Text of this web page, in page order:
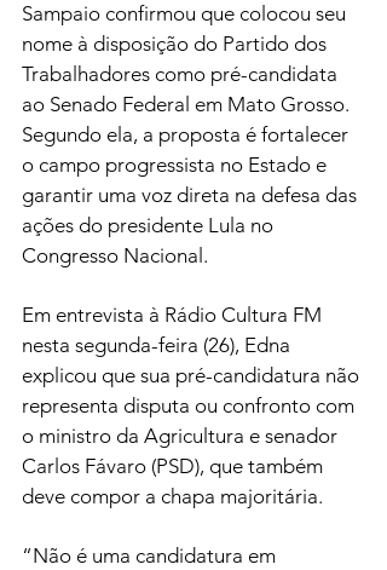
Sampaio confirmou que colocou seu
nome à disposição do Partido dos
Trabalhadores como pré-candidata
ao Senado Federal em Mato Grosso.
Segundo ela, a proposta é fortalecer
o campo progressista no Estado e
garantir uma voz direta na defesa das
ações do presidente Lula no
Congresso Nacional.
Em entrevista à Rádio Cultura FM
nesta segunda-feira (26), Edna
explicou que sua pré-candidatura não
representa disputa ou confronto com
o ministro da Agricultura e senador
Carlos Fávaro (PSD), que também
deve compor a chapa majoritária.
“Não é uma candidatura em